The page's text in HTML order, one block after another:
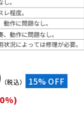
配信/ライブ
機器
（税込） 15% OFF